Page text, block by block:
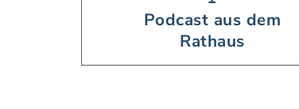
Podcast aus dem
Rathaus